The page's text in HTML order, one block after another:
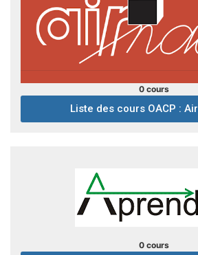
0 cours
Liste des cours OACP :
0 cours